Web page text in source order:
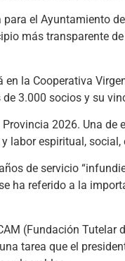
el Ayuntamiento de
más transparente
la Cooperativa
3.000 socios y su
2026. Una de
labor espiritual,
de servicio
ha referido a la
(Fundación
tarea que el